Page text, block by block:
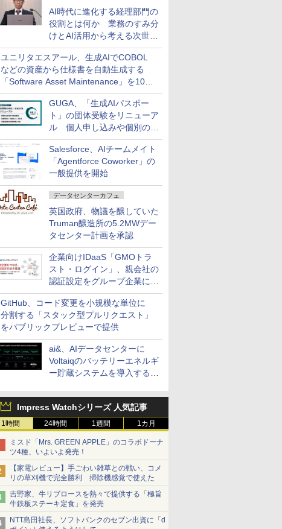
AI時代に進化する経理部門の
役割とは何か 業務のすみ分
けとAI活用から考える次世代
ファイナンス戦略
ユニリタエスアール、生成AIでCOBOL
などの資産から仕様書を自動生成する
「Software Asset Maintenance」を10月
に発売
GUGA、「生成AIパスポー
ト」の団体受験をリニューア
ル 個人申し込みや個別の支
払いなどに対応
Salesforce、AIチームメイト
「Agentforce Coworker」の
一般提供を開始
データセンターカフェ
英国政府、物議を醸していた
Truman醸造所の5.2MWデー
タセンター計画を承認
企業向けIDaaS「GMOトラ
スト・ログイン」、親会社の
認証設定をグループ企業に展
開できる新機能を提供
GitHub、コード変更を小規模な単位に
分割する「スタック型プルリクエスト」
をパブリックプレビューで提供
ai&、AIデータセンターに
Voltaiqのバッテリーエネルギ
ー貯蔵システムを導入する計
Impress Watchシリーズ 人気記事
1時間 24時間 1週間 1カ月
ミスド「Mrs. GREEN APPLE」のコラボドーナ
ツ4種、いよいよ発売！
【家電レビュー】手ごわい雑草との戦い、コメ
リの草刈機で完全勝利 掃除機感覚で使えた
吉野家、牛リブロースを熱々で提供する「極旨
牛鉄板ステーキ定食」を発売
NTT島田社長、ソフトバンクのセブン出資に「d